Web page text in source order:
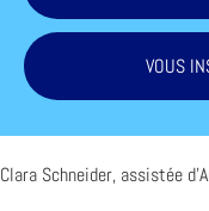
VOUS
Clara Schneider, assistée